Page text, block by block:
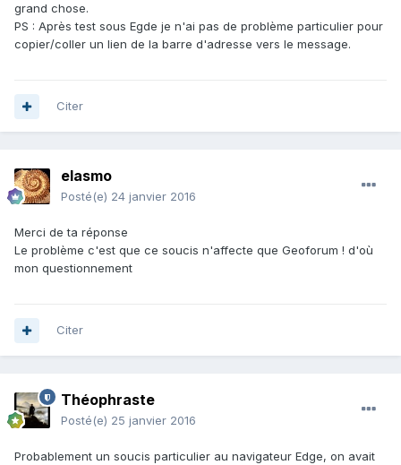
grand chose.
PS : Après test sous Egde je n'ai pas de problème particulier pour
copier/coller un lien de la barre d'adresse vers le message.
Citer
elasmo
Posté(e) 24 janvier 2016
Merci de ta réponse
Le problème c'est que ce soucis n'affecte que Geoforum ! d'où
mon questionnement
Citer
Théophraste
Posté(e) 25 janvier 2016
Probablement un soucis particulier au navigateur Edge, on avait